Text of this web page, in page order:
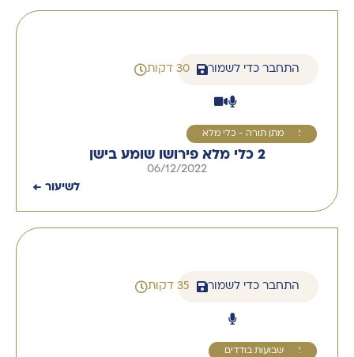
התחבר כדי לשמור 30 דקות
2 מתן תורה - כלי מלא
2 כלי מלא פירושו שומע בישן
06/12/2022
לשיעור ←
התחבר כדי לשמור 35 דקות
2 שבועות בודדים